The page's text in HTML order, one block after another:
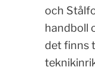
och
handboll
det finns